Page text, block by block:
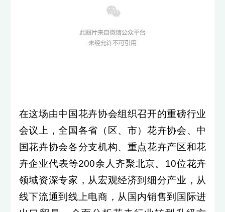
在这场由中国花卉协会组织召开的重磅行业
会议上，全国各省（区、市）花卉协会、中
国花卉协会各分支机构、重点花卉产区和花
卉企业代表等200余人齐聚北京。10位花卉
领域资深专家，从宏观经济到细分产业，从
线下流通到线上电商，从国内销售到国际进